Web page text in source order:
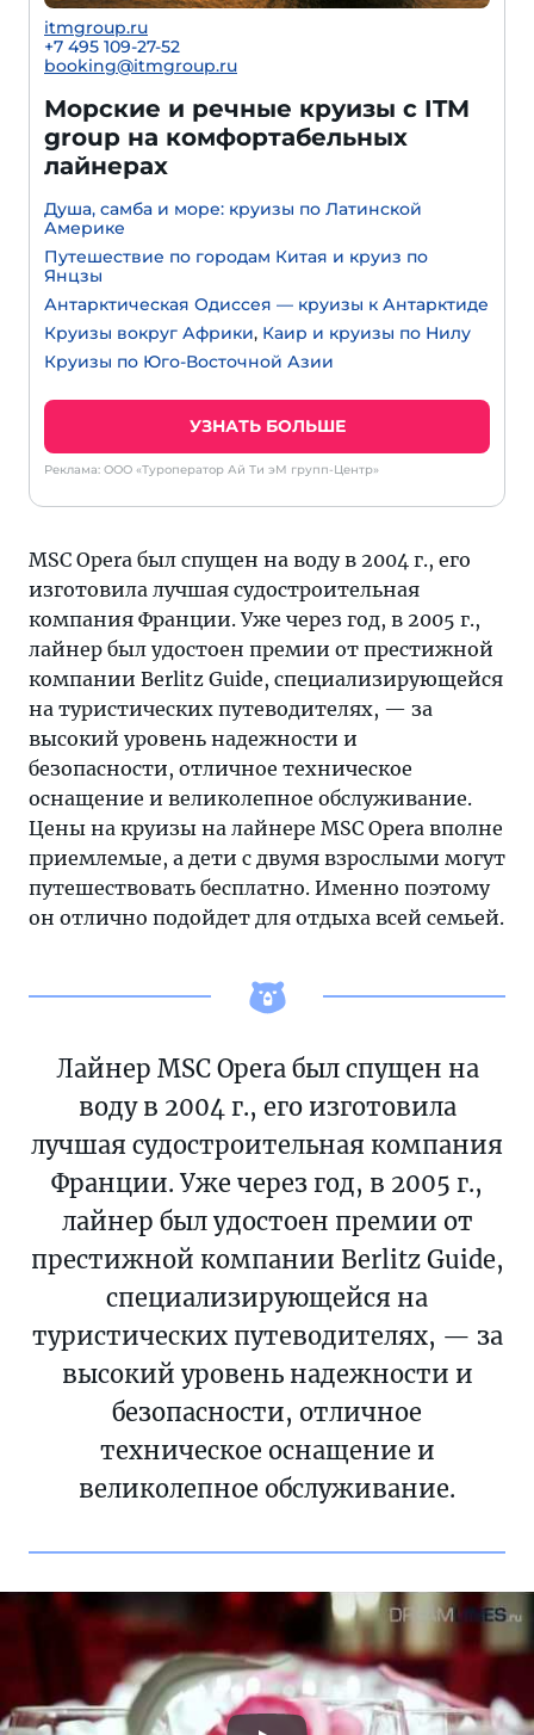
itmgroup.ru
+7 495 109-27-52
booking@itmgroup.ru
Морские и речные круизы с ITM
group на комфортабельных
лайнерах
Душа, самба и море: круизы по Латинской
Америке
Путешествие по городам Китая и круиз по
Янцзы
Антарктическая Одиссея — круизы к Антарктиде
Круизы вокруг Африки, Каир и круизы по Нилу
Круизы по Юго-Восточной Азии
УЗНАТЬ БОЛЬШЕ
Реклама: ООО «Туроператор Ай Ти эМ групп-Центр»
MSC Opera был спущен на воду в 2004 г., его
изготовила лучшая судостроительная
компания Франции. Уже через год, в 2005 г.,
лайнер был удостоен премии от престижной
компании Berlitz Guide, специализирующейся
на туристических путеводителях, — за
высокий уровень надежности и
безопасности, отличное техническое
оснащение и великолепное обслуживание.
Цены на круизы на лайнере MSC Opera вполне
приемлемые, а дети с двумя взрослыми могут
путешествовать бесплатно. Именно поэтому
он отлично подойдет для отдыха всей семьей.
Лайнер MSC Opera был спущен на
воду в 2004 г., его изготовила
лучшая судостроительная компания
Франции. Уже через год, в 2005 г.,
лайнер был удостоен премии от
престижной компании Berlitz Guide,
специализирующейся на
туристических путеводителях, — за
высокий уровень надежности и
безопасности, отличное
техническое оснащение и
великолепное обслуживание.